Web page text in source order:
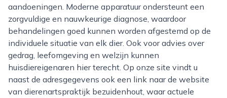
aandoeningen. Moderne apparatuur ondersteunt een
zorgvuldige en nauwkeurige diagnose, waardoor
behandelingen goed kunnen worden afgestemd op de
individuele situatie van elk dier. Ook voor advies over
gedrag, leefomgeving en welzijn kunnen
huisdiereigenaren hier terecht. Op onze site vindt u
naast de adresgegevens ook een link naar de website
van dierenartspraktijk bezuidenhout, waar actuele